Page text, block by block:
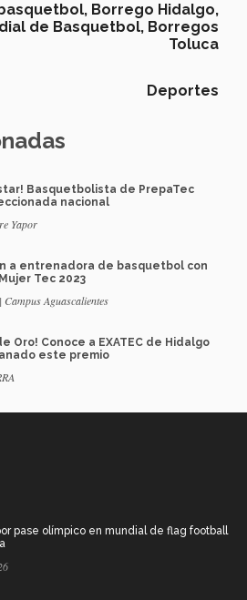
basquetbol, Borrego Hidalgo,
de Basquetbol, Borregos
Toluca
Deportes
Basquetbolista de PrepaTec
nacional
Yapor
a entrenadora de basquetbol con
Tec 2023
Campus Aguascalientes
Oro! Conoce a EXATEC de Hidalgo
este premio
pase olímpico en mundial de flag football